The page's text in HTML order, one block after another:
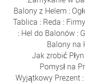
Balony z Helem :
Tablica : Reda : Firmy
: Hel do Balonów:
Balony na
Jak zrobić
Pomysł na
Wyjątkowy Prezent: